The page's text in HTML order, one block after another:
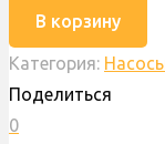
Насос
GRUNDFOS
15-
60,
В корзину
Категория:
Поделиться
0